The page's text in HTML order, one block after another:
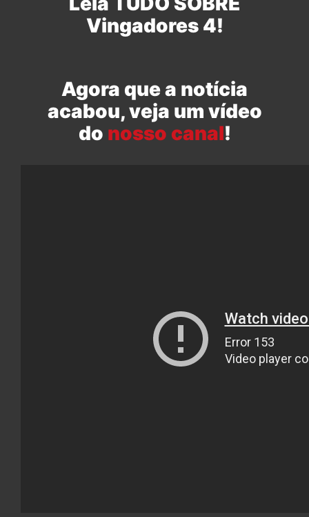
Vingadores 4!
Agora que a notícia
acabou, veja um vídeo
do nosso canal!